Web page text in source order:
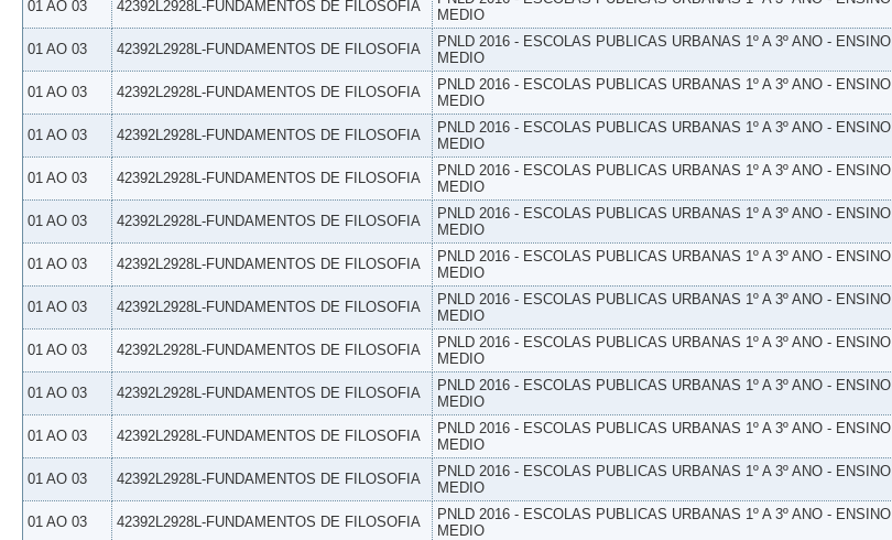
01 AO 03 42392L2928L-FUNDAMENTOS DE FILOSOFIA
MEDIO
01 AO 03 42392L2928L-FUNDAMENTOS DE FILOSOFIA
PNLD 2016 - ESCOLAS PUBLICAS URBANAS 1º A 3º ANO - ENSINO
MEDIO
01 AO 03 42392L2928L-FUNDAMENTOS DE FILOSOFIA
PNLD 2016 - ESCOLAS PUBLICAS URBANAS 1º A 3º ANO - ENSINO
MEDIO
01 AO 03 42392L2928L-FUNDAMENTOS DE FILOSOFIA
PNLD 2016 - ESCOLAS PUBLICAS URBANAS 1º A 3º ANO - ENSINO
MEDIO
01 AO 03 42392L2928L-FUNDAMENTOS DE FILOSOFIA
PNLD 2016 - ESCOLAS PUBLICAS URBANAS 1º A 3º ANO - ENSINO
MEDIO
01 AO 03 42392L2928L-FUNDAMENTOS DE FILOSOFIA
PNLD 2016 - ESCOLAS PUBLICAS URBANAS 1º A 3º ANO - ENSINO
MEDIO
01 AO 03 42392L2928L-FUNDAMENTOS DE FILOSOFIA
PNLD 2016 - ESCOLAS PUBLICAS URBANAS 1º A 3º ANO - ENSINO
MEDIO
01 AO 03 42392L2928L-FUNDAMENTOS DE FILOSOFIA
PNLD 2016 - ESCOLAS PUBLICAS URBANAS 1º A 3º ANO - ENSINO
MEDIO
01 AO 03 42392L2928L-FUNDAMENTOS DE FILOSOFIA
PNLD 2016 - ESCOLAS PUBLICAS URBANAS 1º A 3º ANO - ENSINO
MEDIO
01 AO 03 42392L2928L-FUNDAMENTOS DE FILOSOFIA
PNLD 2016 - ESCOLAS PUBLICAS URBANAS 1º A 3º ANO - ENSINO
MEDIO
01 AO 03 42392L2928L-FUNDAMENTOS DE FILOSOFIA
PNLD 2016 - ESCOLAS PUBLICAS URBANAS 1º A 3º ANO - ENSINO
MEDIO
01 AO 03 42392L2928L-FUNDAMENTOS DE FILOSOFIA
PNLD 2016 - ESCOLAS PUBLICAS URBANAS 1º A 3º ANO - ENSINO
MEDIO
01 AO 03 42392L2928L-FUNDAMENTOS DE FILOSOFIA
PNLD 2016 - ESCOLAS PUBLICAS URBANAS 1º A 3º ANO - ENSINO
MEDIO